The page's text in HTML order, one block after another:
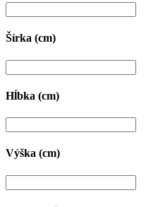
Šírka (cm)
Hĺbka (cm)
Výška (cm)